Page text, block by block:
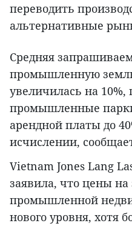
переводить
альтернативные
Средняя
промышленную
увеличилась на
промышленные
арендной платы до
исчислении,
Vietnam Jones Lang
заявила, что цены
промышленной
нового уровня, хотя